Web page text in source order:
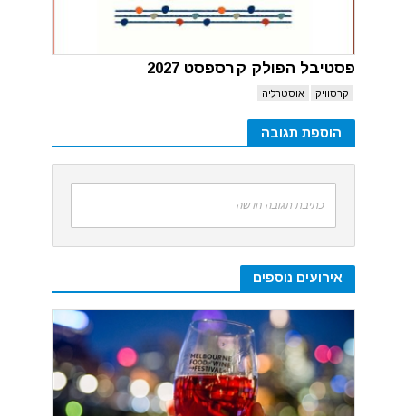
פסטיבל הפולק קרספסט 2027
קרסוויק אוסטרליה
הוספת תגובה
כתיבת תגובה חדשה
אירועים נוספים